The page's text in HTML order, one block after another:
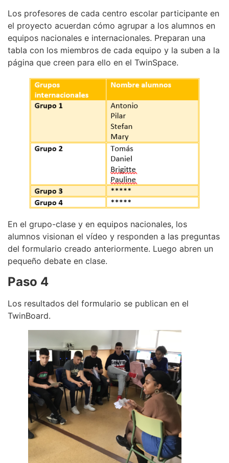
Los profesores de cada centro escolar participante en
el proyecto acuerdan cómo agrupar a los alumnos en
equipos nacionales e internacionales. Preparan una
tabla con los miembros de cada equipo y la suben a la
página que creen para ello en el TwinSpace.
En el grupo-clase y en equipos nacionales, los
alumnos visionan el vídeo y responden a las preguntas
del formulario creado anteriormente. Luego abren un
pequeño debate en clase.
Paso 4
Los resultados del formulario se publican en el
TwinBoard.